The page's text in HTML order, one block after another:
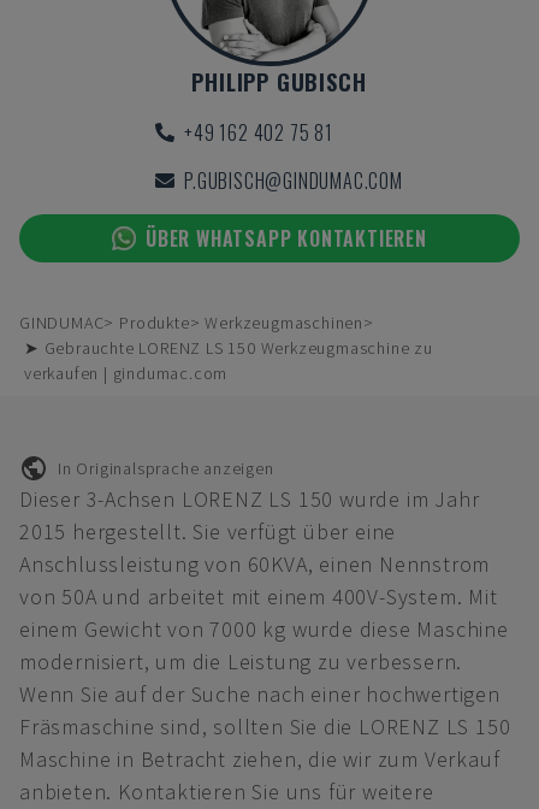
PHILIPP GUBISCH
+49 162 402 75 81
P.GUBISCH@GINDUMAC.COM
ÜBER WHATSAPP KONTAKTIEREN
GINDUMAC Produkte
Werkzeugmaschinen
➤ Gebrauchte LORENZ LS 150 Werkzeugmaschine zu
verkaufen | gindumac.com
In Originalsprache anzeigen
Dieser 3-Achsen LORENZ LS 150 wurde im Jahr
2015 hergestellt. Sie verfügt über eine
Anschlussleistung von 60KVA, einen Nennstrom
von 50A und arbeitet mit einem 400V-System. Mit
einem Gewicht von 7000 kg wurde diese Maschine
modernisiert, um die Leistung zu verbessern.
Wenn Sie auf der Suche nach einer hochwertigen
Fräsmaschine sind, sollten Sie die LORENZ LS 150
Maschine in Betracht ziehen, die wir zum Verkauf
anbieten. Kontaktieren Sie uns für weitere